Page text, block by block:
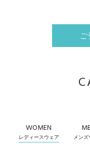
WOMEN
レディースウェア メンズ